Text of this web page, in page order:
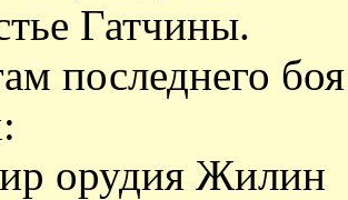
Гатчины.
последнего
орудия Жилин